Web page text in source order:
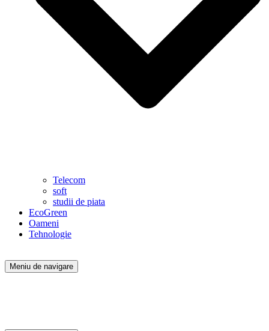
Telecom
soft
studii de piata
EcoGreen
Oameni
Tehnologie
Meniu de navigare